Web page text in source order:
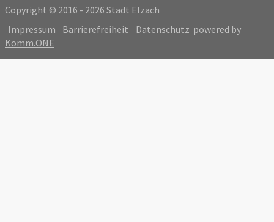
Copyright © 2016 - 2026 Stadt Elzach
Impressum
Barrierefreiheit Datenschutz powered by
Komm.ONE